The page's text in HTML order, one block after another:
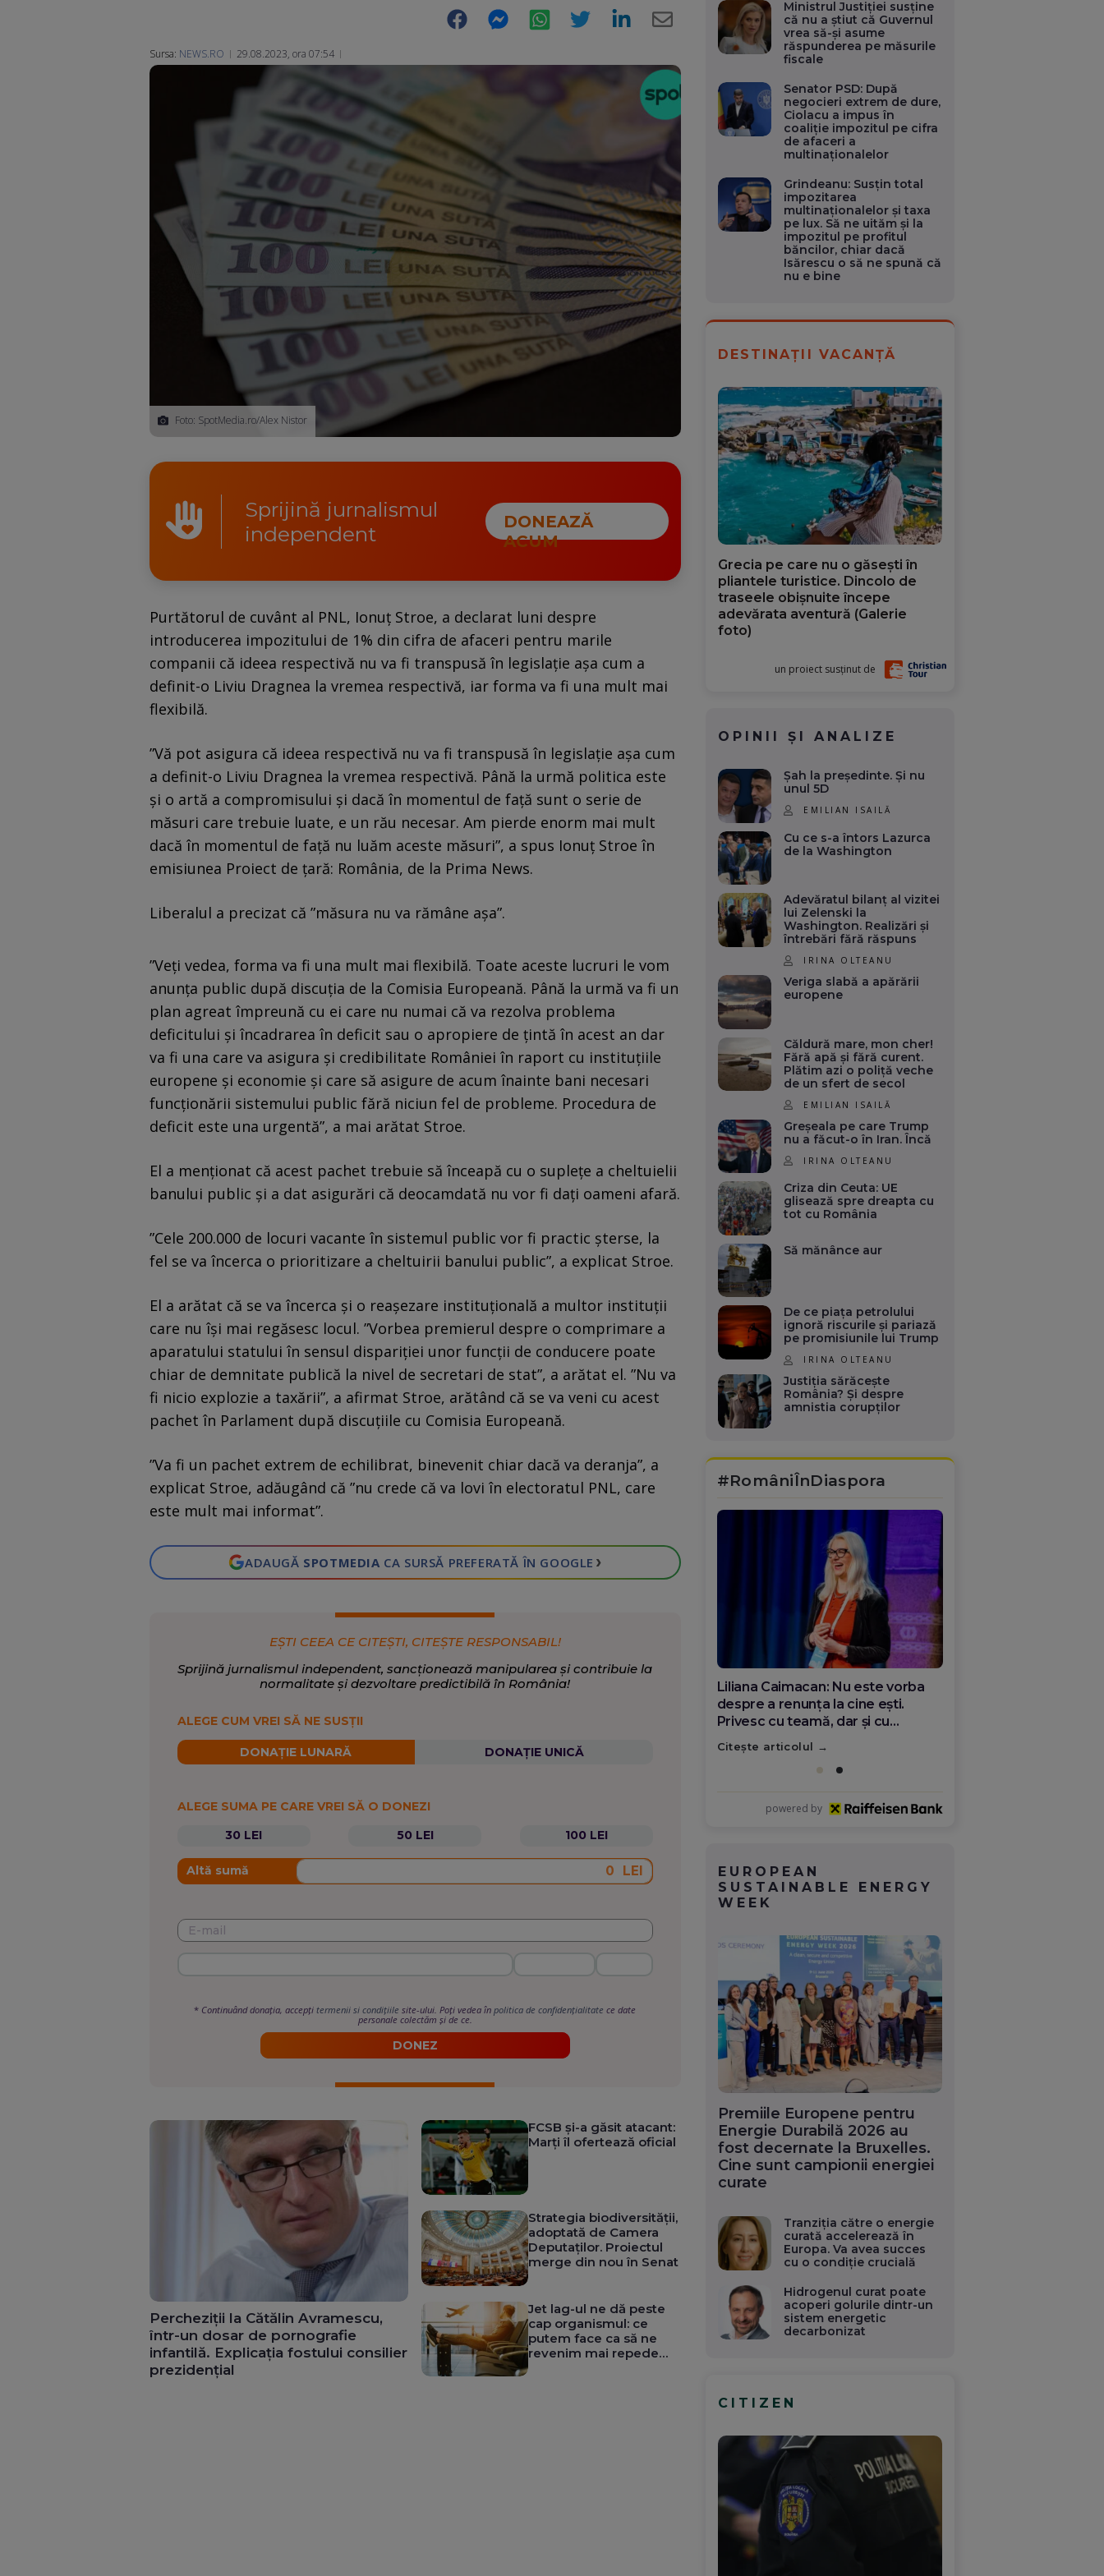
Facebook Messenger WhatsApp Twitter LinkedIn
Sursa: NEWS.RO 29.08.2023, ora 07:54
Foto: SpotMedia.ro/Alex Nistor
Sprijină jurnalismul
independent
DONEAZĂ
ACUM
Purtătorul de cuvânt al PNL, Ionuţ Stroe, a declarat luni despre
introducerea impozitului de 1% din cifra de afaceri pentru marile
companii că ideea respectivă nu va fi transpusă în legislaţie aşa cum a
definit-o Liviu Dragnea la vremea respectivă, iar forma va fi una mult mai
flexibilă.
”Vă pot asigura că ideea respectivă nu va fi transpusă în legislaţie aşa cum
a definit-o Liviu Dragnea la vremea respectivă. Până la urmă politica este
şi o artă a compromisului şi dacă în momentul de faţă sunt o serie de
măsuri care trebuie luate, e un rău necesar. Am pierde enorm mai mult
dacă în momentul de faţă nu luăm aceste măsuri”, a spus Ionuţ Stroe în
emisiunea Proiect de ţară: România, de la Prima News.
Liberalul a precizat că ”măsura nu va rămâne aşa”.
”Veţi vedea, forma va fi una mult mai flexibilă. Toate aceste lucruri le vom
anunţa public după discuţia de la Comisia Europeană. Până la urmă va fi un
plan agreat împreună cu ei care nu numai că va rezolva problema
deficitului şi încadrarea în deficit sau o apropiere de ţintă în acest an dar
va fi una care va asigura şi credibilitate României în raport cu instituţiile
europene şi economie şi care să asigure de acum înainte bani necesari
funcţionării sistemului public fără niciun fel de probleme. Procedura de
deficit este una urgentă”, a mai arătat Stroe.
El a menţionat că acest pachet trebuie să înceapă cu o supleţe a cheltuielii
banului public şi a dat asigurări că deocamdată nu vor fi daţi oameni afară.
”Cele 200.000 de locuri vacante în sistemul public vor fi practic şterse, la
fel se va încerca o prioritizare a cheltuirii banului public”, a explicat Stroe.
El a arătat că se va încerca şi o reaşezare instituţională a multor instituţii
care nu îşi mai regăsesc locul. ”Vorbea premierul despre o comprimare a
aparatului statului în sensul dispariţiei unor funcţii de conducere poate
chiar de demnitate publică la nivel de secretari de stat”, a arătat el. ”Nu va
fi nicio explozie a taxării”, a afirmat Stroe, arătând că se va veni cu acest
pachet în Parlament după discuţiile cu Comisia Europeană.
”Va fi un pachet extrem de echilibrat, binevenit chiar dacă va deranja”, a
explicat Stroe, adăugând că ”nu crede că va lovi în electoratul PNL, care
este mult mai informat”.
ADAUGĂ SPOTMEDIA CA SURSĂ PREFERATĂ ÎN GOOGLE ›
EȘTI CEEA CE CITEȘTI, CITEȘTE RESPONSABIL!
Sprijină jurnalismul independent, sancționează manipularea și contribuie la
normalitate și dezvoltare predictibilă în România!
ALEGE CUM VREI SĂ NE SUSȚII
DONAȚIE LUNARĂ DONAȚIE UNICĂ
ALEGE SUMA PE CARE VREI SĂ O DONEZI
30 LEI
50 LEI 100 LEI
Altă sumă LEI
* Continuând donația, accepțitermenii si condițiile site-ului. Poți vedea înpolitica de confidențialitate ce date
personale colectăm și de ce.
DONEZ
Percheziții la Cătălin Avramescu,
într-un dosar de pornografie
infantilă. Explicația fostului consilier
prezidențial
FCSB și-a găsit atacant:
Marți îl ofertează oficial
Strategia biodiversității,
adoptată de Camera
Deputaților. Proiectul
merge din nou în Senat
Jet lag-ul ne dă peste
cap organismul: ce
putem face ca să ne
revenim mai repede
Ministrul Justiției susține
că nu a știut că Guvernul
vrea să-și asume
răspunderea pe măsurile
fiscale
Senator PSD: După
negocieri extrem de dure,
Ciolacu a impus în
coaliție impozitul pe cifra
de afaceri a
multinaționalelor
Grindeanu: Susțin total
impozitarea
multinaționalelor și taxa
pe lux. Să ne uităm și la
impozitul pe profitul
băncilor, chiar dacă
Isărescu o să ne spună că
nu e bine
DESTINAȚII VACANȚĂ
Grecia pe care nu o găsești în
pliantele turistice. Dincolo de
traseele obișnuite începe
adevărata aventură (Galerie
foto)
un proiect susținut de
OPINII ȘI ANALIZE
Șah la președinte. Și nu
unul 5D
EMILIAN ISAILĂ
Cu ce s-a întors Lazurca
de la Washington
Adevăratul bilanț al vizitei
lui Zelenski la
Washington. Realizări și
întrebări fără răspuns
IRINA OLTEANU
Veriga slabă a apărării
europene
Căldură mare, mon cher!
Fără apă și fără curent.
Plătim azi o poliță veche
de un sfert de secol
EMILIAN ISAILĂ
Greșeala pe care Trump
nu a făcut-o în Iran. Încă
IRINA OLTEANU
Criza din Ceuta: UE
glisează spre dreapta cu
tot cu România
Să mănânce aur
De ce piața petrolului
ignoră riscurile și pariază
pe promisiunile lui Trump
IRINA OLTEANU
Justiția sărăcește
România? Și despre
amnistia corupților
#RomâniÎnDiaspora
Din sala de operație din Italia,
către viitorul medicinei românești.
Medicul Florin Puflea: majoritatea
românilor plecați nu s-au rupt de
țară
Citește articolul
powered by
EUROPEAN
SUSTAINABLE ENERGY
WEEK
Premiile Europene pentru
Energie Durabilă 2026 au
fost decernate la Bruxelles.
Cine sunt campionii energiei
curate
Tranziția către o energie
curată accelerează în
Europa. Va avea succes
cu o condiție crucială
Hidrogenul curat poate
acoperi golurile dintr-un
sistem energetic
decarbonizat
CITIZEN